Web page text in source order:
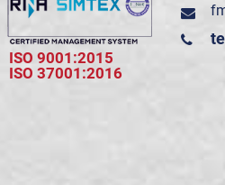
ISO 9001:2015
ISO 37001:2016